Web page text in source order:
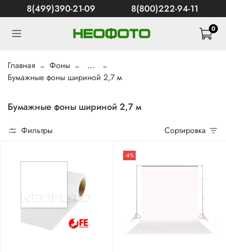
8(499)390-21-09 8(800)222-94-11
0
Главная Фоны
...
Бумажные фоны шириной 2,7 м
Бумажные фоны шириной 2,7 м
Фильтры Сортировка
-4%